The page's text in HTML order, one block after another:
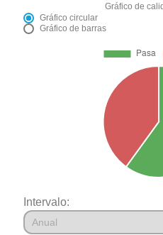
Gráfico de
Gráfico circular
Gráfico de barras
Intervalo: